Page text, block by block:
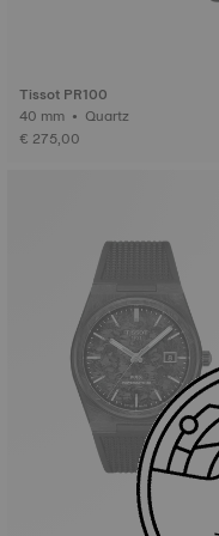
Tissot PR100
40 mm • Quartz
€ 275,00